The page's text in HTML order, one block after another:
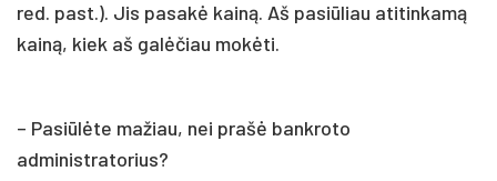
red. past.). Jis pasakė kainą. Aš pasiūliau atitinkamą
kainą, kiek aš galėčiau mokėti.
– Pasiūlėte mažiau, nei prašė bankroto
administratorius?